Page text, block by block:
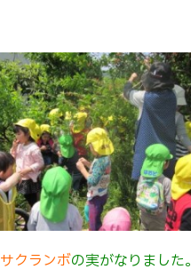
サクランボの実がなりました。